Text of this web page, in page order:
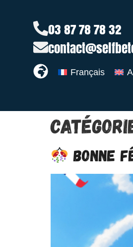
03 87 78 78 32
Français
Bonne